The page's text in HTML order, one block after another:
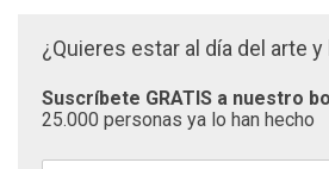
¿Quieres estar al día del arte
Suscríbete GRATIS a nuestro
25.000 personas ya lo han hecho